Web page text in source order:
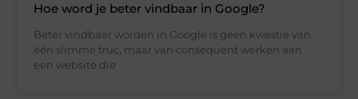
Hoe word je beter vindbaar in Google?
Beter vindbaar worden in Google is geen kwestie van
één slimme truc, maar van consequent werken aan
een website die